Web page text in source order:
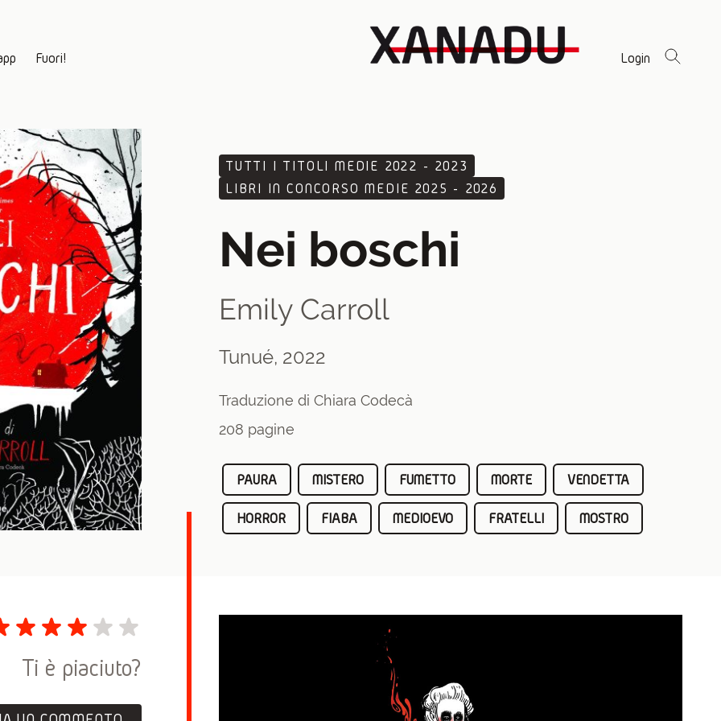
Fuori! Login
TUTTI I TITOLI MEDIE 2022 - 2023
LIBRI IN CONCORSO MEDIE 2025 - 2026
Nei boschi
Emily Carroll
Tunué, 2022
Traduzione di Chiara Codecà
208 pagine
PAURA MISTERO FUMETTO MORTE VENDETTA
HORROR FIABA MEDIOEVO FRATELLI MOSTRO
Ti è piaciuto?